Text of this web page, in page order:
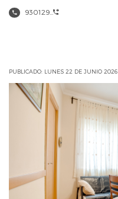
930129...
PUBLICADO: LUNES 22 DE JUNIO 2026